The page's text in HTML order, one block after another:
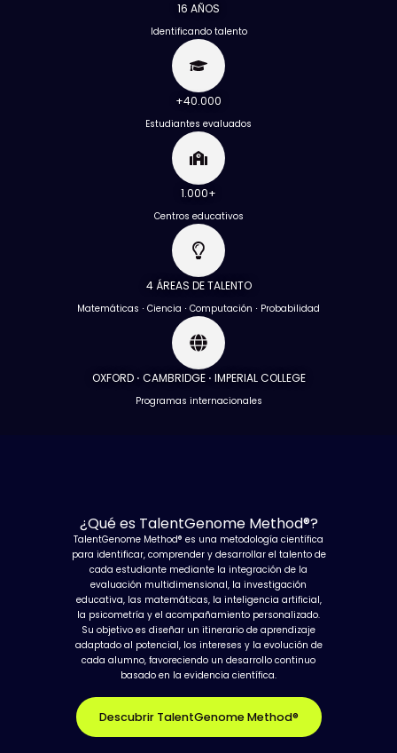
16 AÑOS
Identificando talento
+40.000
Estudiantes evaluados
1.000+
Centros educativos
4 ÁREAS DE TALENTO
Matemáticas ⋅ Ciencia ⋅ Computación ⋅ Probabilidad
OXFORD ⋅ CAMBRIDGE ⋅ IMPERIAL COLLEGE
Programas internacionales
¿Qué es TalentGenome Method®?
TalentGenome Method® es una metodología científica
para identificar, comprender y desarrollar el talento de
cada estudiante mediante la integración de la
evaluación multidimensional, la investigación
educativa, las matemáticas, la inteligencia artificial,
la psicometría y el acompañamiento personalizado.
Su objetivo es diseñar un itinerario de aprendizaje
adaptado al potencial, los intereses y la evolución de
cada alumno, favoreciendo un desarrollo continuo
basado en la evidencia científica.
Descubrir TalentGenome Method®